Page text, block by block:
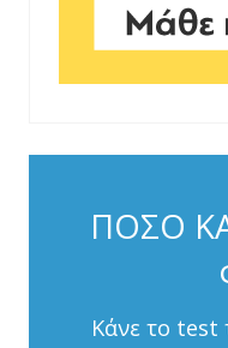
ΠΟΣΟ
Κάνε το test